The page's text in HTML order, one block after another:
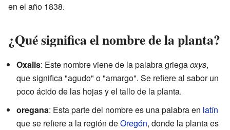
en el año 1838.
¿Qué significa el nombre de la planta?
Oxalis: Este nombre viene de la palabra griegaoxys,
que significa "agudo" o "amargo". Se refiere al sabor un
poco ácido de las hojas y el tallo de la planta.
oregana: Esta parte del nombre es una palabra en latín
que se refiere a la región deOregón, donde la planta es